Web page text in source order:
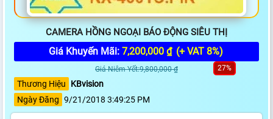
CAMERA HỒNG NGOẠI BÁO ĐỘNG SIÊU THỊ
Giá Khuyến Mãi: 7,200,000 ₫ (+ VAT 8%)
Giá Niêm Yết:9,800,000 ₫ 27%
Thương Hiệu
KBvision
Ngày Đăng 9/21/2018 3:49:25 PM